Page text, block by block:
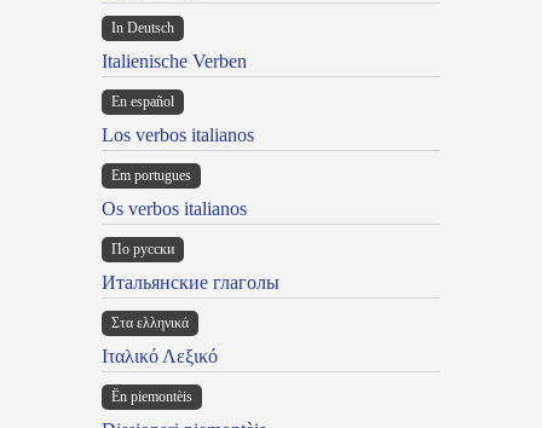
In Deutsch
Italienische Verben
En español
Los verbos italianos
Em portugues
Os verbos italianos
По русски
Итальянские глаголы
Στα ελληνικά
Ιταλικό Λεξικό
Ën piemontèis